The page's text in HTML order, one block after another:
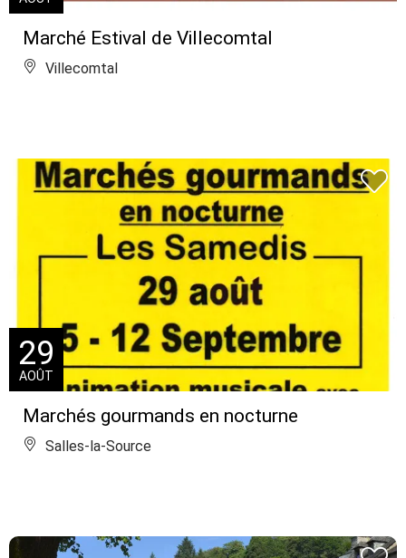
Marché Estival de Villecomtal
Villecomtal
Marchés gourmands en nocturne
29
AOÛT
Salles-la-Source